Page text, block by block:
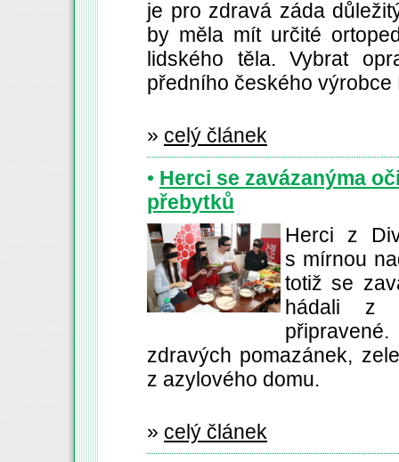
je pro zdravá záda
by měla mít určité
lidského těla. Vybrat
předního českého výrobce
» celý článek
• Herci se zavázanýma
přebytků
Herci z
s mírnou
totiž se
hádali z
zdravých pomazánek,
z azylového domu.
» celý článek